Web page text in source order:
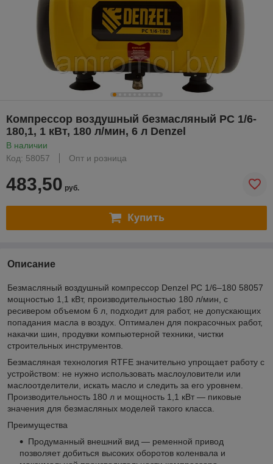
Компрессор воздушный безмасляный РС 1/6-
180,1, 1 кВт, 180 л/мин, 6 л Denzel
В наличии
Код: 58057
Опт и розница
483,50 руб.
Купить
Описание
Безмасляный воздушный компрессор Denzel РС 1/6–180 58057
мощностью 1,1 кВт, производительностью 180 л/мин, с
ресивером объемом 6 л, подходит для работ, не допускающих
попадания масла в воздух. Оптимален для покрасочных работ,
накачки шин, продувки компьютерной техники, чистки
строительных инструментов.
Безмасляная технология RTFE значительно упрощает работу с
устройством: не нужно использовать маслоуловители или
маслоотделители, искать масло и следить за его уровнем.
Производительность 180 л и мощность 1,1 кВт — пиковые
значения для безмасляных моделей такого класса.
Преимущества
Продуманный внешний вид — ременной привод
позволяет добиться высоких оборотов коленвала и